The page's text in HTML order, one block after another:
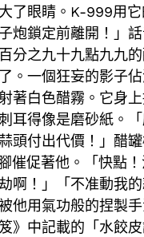
了眼睛。K-999用
炮鎖定前離開！」
分之九十九點九九
。一個狂妄的影子
著白色醋霧。它身
耳得像是磨砂紙。
頭付出代價！」醋
催促著他。「快點
啊！」「不准動我
他用氣功般的捏製
》中記載的「水餃